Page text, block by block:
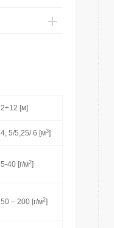
2÷12 [м]
4, 5/5,25/ 6 [м3]
5-40 [г/м2]
50 – 200 [г/м2]